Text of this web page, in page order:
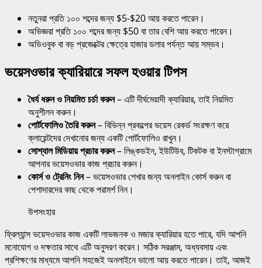
নতুনরা প্রতি ১০০ শব্দের জন্য $5-$20 আয় করতে পারেন।
অভিজ্ঞরা প্রতি ১০০ শব্দের জন্য $50 বা তার বেশি আয় করতে পারেন।
অডিওবুক বা বড় প্রজেক্টের ক্ষেত্রে হাজার ডলার পর্যন্ত আয় সম্ভব।
ভয়েসওভার ক্যারিয়ারে সফল হওয়ার টিপস
ধৈর্য ধরুন ও নিয়মিত চর্চা করুন– এটি দীর্ঘমেয়াদী ক্যারিয়ার, তাই নিয়মিত
অনুশীলন করুন।
পোর্টফোলিও তৈরি করুন– বিভিন্ন প্রকল্পের ভয়েস রেকর্ড সংরক্ষণ করে
ক্লায়েন্টদের দেখানোর জন্য একটি পোর্টফোলিও রাখুন।
সোশ্যাল মিডিয়ায় প্রচার করুন– লিঙ্কডইন, ইউটিউব, টিকটক বা ইনস্টাগ্রামে
আপনার ভয়েসওভার কাজ প্রচার করুন।
কোর্স ও ট্রেনিং নিন– ভয়েসওভার শেখার জন্য অনলাইন কোর্স করুন বা
পেশাদারদের কাছ থেকে পরামর্শ নিন।
উপসংহার
ফ্রিল্যান্স ভয়েসওভার কাজ একটি লাভজনক ও মজার ক্যারিয়ার হতে পারে, যদি আপনি
মনোযোগ ও দক্ষতার সাথে এটি অনুসরণ করেন। সঠিক সরঞ্জাম, অধ্যবসায় এবং
প্রশিক্ষণের মাধ্যমে আপনি সহজেই অনলাইনে ভালো আয় করতে পারেন। তাই, আজই